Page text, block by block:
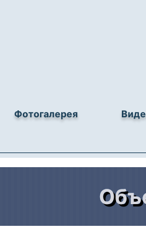
Фотогалерея